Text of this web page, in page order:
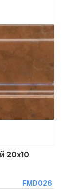
20x10
FMD026